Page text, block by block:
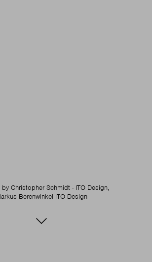
by Christopher Schmidt - ITO Design,
Berenwinkel ITO Design